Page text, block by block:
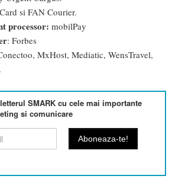
si FAN Courier.
processor: mobilPay
: Forbes
MxHost, Mediatic, WensTravel,
SMARK cu cele mai importante
si comunicare